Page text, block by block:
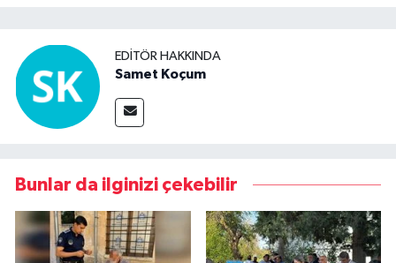
EDITÖR HAKKINDA
Samet Koçum
Bunlar da ilginizi çekebilir